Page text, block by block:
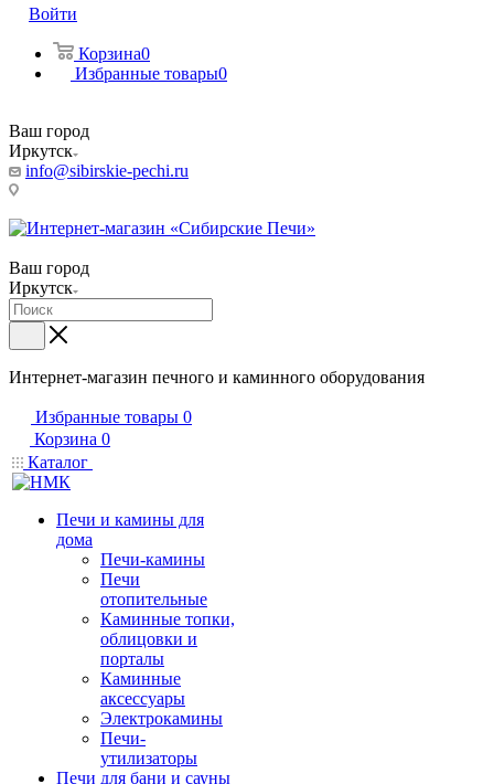
Войти
Корзина0
Избранные товары0
Ваш город
Иркутск
info@sibirskie-pechi.ru
Ваш город
Иркутск
Интернет-магазин печного и каминного оборудования
Избранные товары 0
Корзина 0
Каталог
Печи и камины для
дома
Печи-камины
Печи
отопительные
Каминные топки,
облицовки и
порталы
Каминные
аксессуары
Электрокамины
Печи-
утилизаторы
Печи для бани и сауны